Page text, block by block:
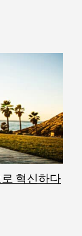
혁신하다